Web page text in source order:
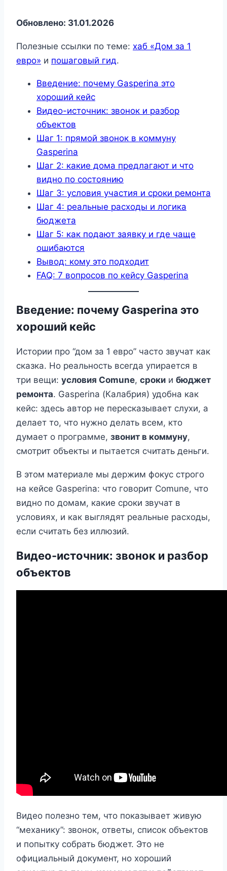
Обновлено: 31.01.2026
Полезные ссылки по теме: хаб «Дом за 1
евро» и пошаговый гид.
Введение: почему Gasperina это
хороший кейс
Видео-источник: звонок и разбор
объектов
Шаг 1: прямой звонок в коммуну
Gasperina
Шаг 2: какие дома предлагают и что
видно по состоянию
Шаг 3: условия участия и сроки ремонта
Шаг 4: реальные расходы и логика
бюджета
Шаг 5: как подают заявку и где чаще
ошибаются
Вывод: кому это подходит
FAQ: 7 вопросов по кейсу Gasperina
Введение: почему Gasperina это
хороший кейс
Истории про “дом за 1 евро” часто звучат как
сказка. Но реальность всегда упирается в
три вещи: условия Comune, сроки и бюджет
ремонта. Gasperina (Калабрия) удобна как
кейс: здесь автор не пересказывает слухи, а
делает то, что нужно делать всем, кто
думает о программе, звонит в коммуну,
смотрит объекты и пытается считать деньги.
В этом материале мы держим фокус строго
на кейсе Gasperina: что говорит Comune, что
видно по домам, какие сроки звучат в
условиях, и как выглядят реальные расходы,
если считать без иллюзий.
Видео-источник: звонок и разбор
объектов
Видео полезно тем, что показывает живую
“механику”: звонок, ответы, список объектов
и попытку собрать бюджет. Это не
официальный документ, но хороший